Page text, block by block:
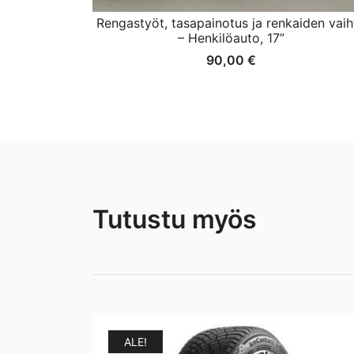
Rengastyöt, tasapainotus ja renkaiden
– Henkilöauto, 17”
90,00 €
Tutustu myös
ALE!